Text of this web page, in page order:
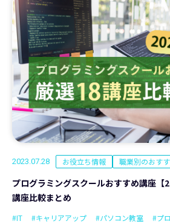
2023.07.28 お役立ち情報 職業別のおす
プログラミングスクールおすすめ講座【
講座比較まとめ
#IT #キャリアアップ #パソコン教室 #プ